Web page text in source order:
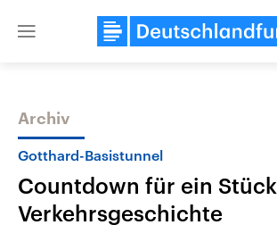
Close
Themen
Archiv
Gotthard-Basistunnel
Countdown für ein Stück
Verkehrsgeschichte